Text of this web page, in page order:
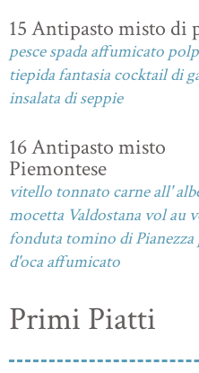
15 Antipasto misto di
pesce spada affumicato
tiepida fantasia cocktail di
insalata di seppie
16 Antipasto misto
Piemontese
vitello tonnato carne all'
mocetta Valdostana vol au
fonduta tomino di
d'oca affumicato
Primi Piatti